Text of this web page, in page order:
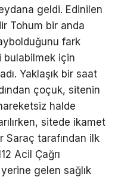
geldi. Edinilen
Tohum bir anda
fark
bulabilmek için
Yaklaşık bir saat
çoçuk, sitenin
halde
sitede ikamet
Saraç tarafından ilk
Acil Çağrı
gelen sağlık